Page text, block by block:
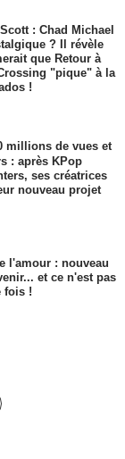
: Chad Michael
? Il révèle
que Retour à
"pique" à la
!
millions de vues et
: après KPop
ses créatrices
nouveau projet
l'amour : nouveau
et ce n'est pas
fois !